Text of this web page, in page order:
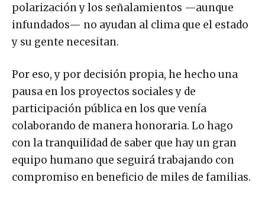
polarización y los señalamientos —aunque
infundados— no ayudan al clima que el estado
y su gente necesitan.
Por eso, y por decisión propia, he hecho una
pausa en los proyectos sociales y de
participación pública en los que venía
colaborando de manera honoraria. Lo hago
con la tranquilidad de saber que hay un gran
equipo humano que seguirá trabajando con
compromiso en beneficio de miles de familias.